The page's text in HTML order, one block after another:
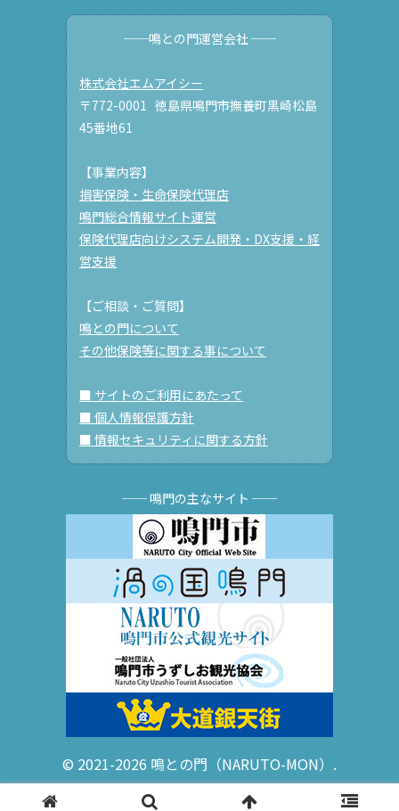
──鳴との門運営会社 ──
株式会社エムアイシー
〒772-0001 徳島県鳴門市撫養町黒崎松島
45番地61
【事業内容】
損害保険・生命保険代理店
鳴門総合情報サイト運営
保険代理店向けシステム開発・DX支援・経
営支援
【ご相談・ご質問】
鳴との門について
その他保険等に関する事について
■ サイトのご利用にあたって
■ 個人情報保護方針
■ 情報セキュリティに関する方針
── 鳴門の主なサイト ──
© 2021-2026 鳴との門（NARUTO-MON）.